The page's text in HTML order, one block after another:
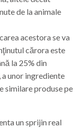
de la animale
acestora se va
cărora este
la 25% din
unor ingrediente
similare produse pe
un sprijin real